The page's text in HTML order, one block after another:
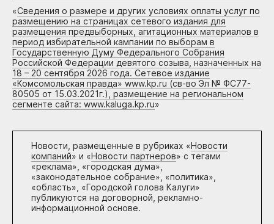
«Сведения о размере и других условиях оплаты услуг по
размещению на страницах сетевого издания для
размещения предвыборных, агитационных материалов в
период избирательной кампании по выборам в
Государственную Думу Федерального Собрания
Российской Федерации девятого созыва, назначенных на
18 – 20 сентября 2026 года. Сетевое издание
«Комсомольская правда» www.kp.ru (св-во Эл № ФС77-
80505 от 15.03.2021г.), размещение на региональном
сегменте сайта: www.kaluga.kp.ru»
Новости, размещенные в рубриках «Новости
компаний» и «Новости партнеров» с тегами
«реклама», «городская дума»,
«законодательное собрание», «политика»,
«область», «Городской голова Калуги»
публикуются на договорной, рекламно-
информационной основе.